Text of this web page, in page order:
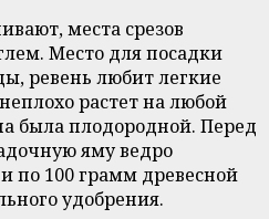
места срезов
Место для посадки
ревень любит легкие
растет на любой
была плодородной. Перед
яму ведро
по 100 грамм древесной
удобрения.